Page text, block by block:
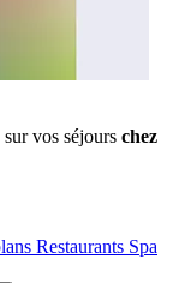
sur vos séjours chez
Restaurants Spa